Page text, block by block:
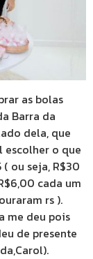
as bolas
Barra da
dela, que
escolher o que
ou seja, R$30
cada um
rs ).
me deu pois
de presente